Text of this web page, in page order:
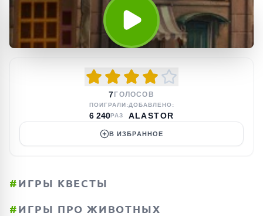
7 ГОЛОСОВ
ПОИГРАЛИ:
6 240РАЗ
ДОБАВЛЕНО:
ALASTOR
В ИЗБРАННОЕ
#ИГРЫ КВЕСТЫ
#ИГРЫ ПРО ЖИВОТНЫХ